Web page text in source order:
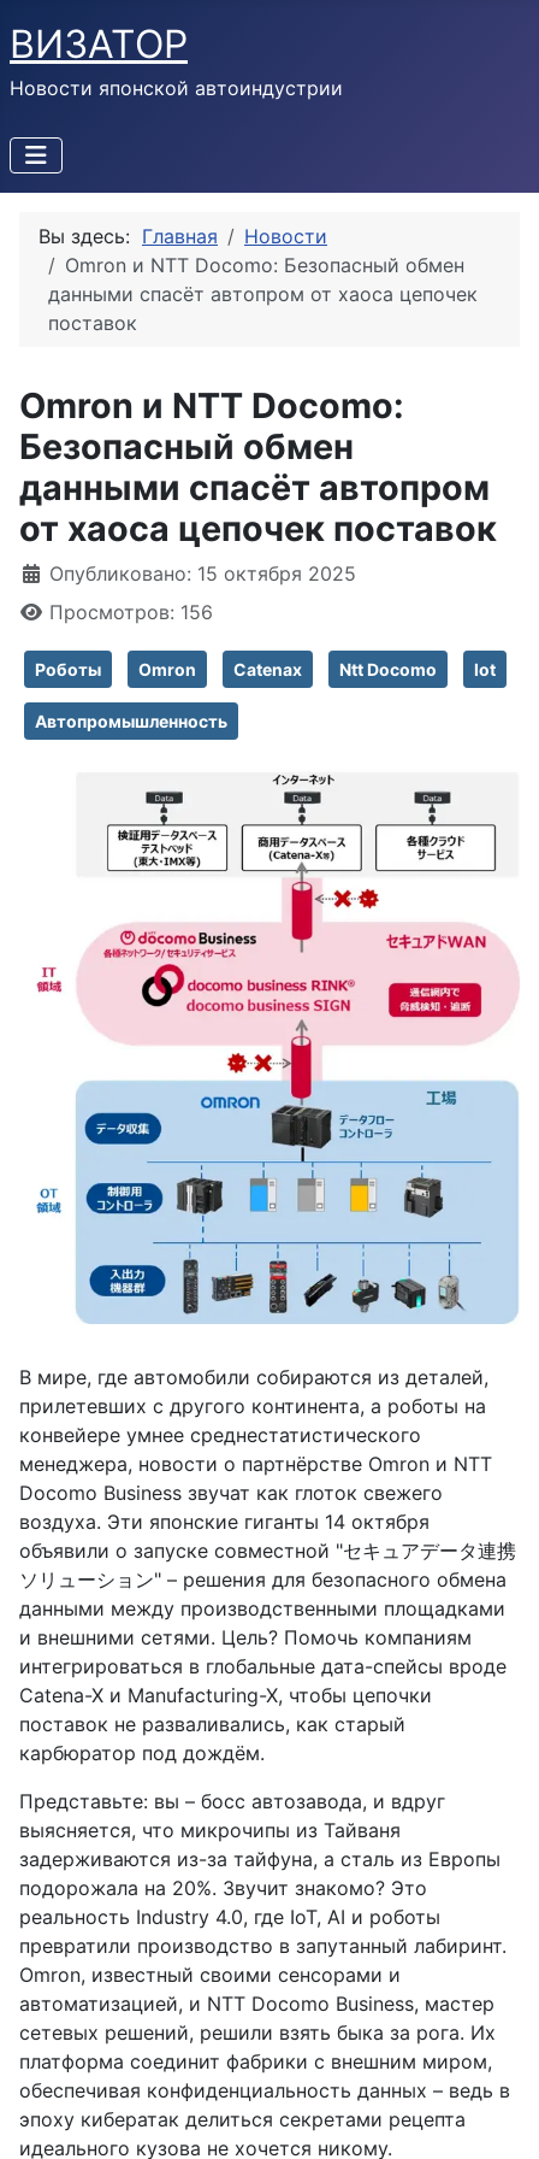
ВИЗАТОР
Новости японской автоиндустрии
Вы здесь: Главная
Новости
Omron и NTT Docomo: Безопасный обмен
данными спасёт автопром от хаоса цепочек
поставок
Omron и NTT Docomo:
Безопасный обмен
данными спасёт автопром
от хаоса цепочек поставок
Информация о материале
Опубликовано: 15 октября 2025
Просмотров: 156
Роботы Omron Catenax Ntt Docomo Iot
Автопромышленность
В мире, где автомобили собираются из деталей,
прилетевших с другого континента, а роботы на
конвейере умнее среднестатистического
менеджера, новости о партнёрстве Omron и NTT
Docomo Business звучат как глоток свежего
воздуха. Эти японские гиганты 14 октября
объявили о запуске совместной "セキュアデータ連携
ソリューション" – решения для безопасного обмена
данными между производственными площадками
и внешними сетями. Цель? Помочь компаниям
интегрироваться в глобальные дата-спейсы вроде
Catena-X и Manufacturing-X, чтобы цепочки
поставок не разваливались, как старый
карбюратор под дождём.
Представьте: вы – босс автозавода, и вдруг
выясняется, что микрочипы из Тайваня
задерживаются из-за тайфуна, а сталь из Европы
подорожала на 20%. Звучит знакомо? Это
реальность Industry 4.0, где IoT, AI и роботы
превратили производство в запутанный лабиринт.
Omron, известный своими сенсорами и
автоматизацией, и NTT Docomo Business, мастер
сетевых решений, решили взять быка за рога. Их
платформа соединит фабрики с внешним миром,
обеспечивая конфиденциальность данных – ведь в
эпоху кибератак делиться секретами рецепта
идеального кузова не хочется никому.